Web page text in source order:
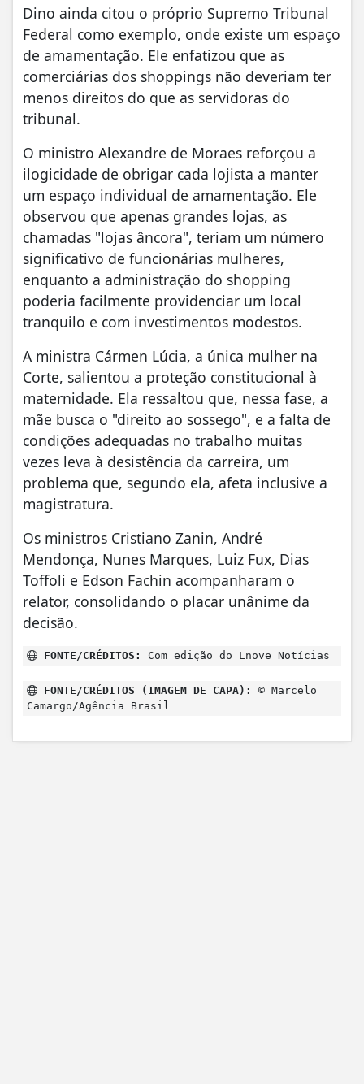
Dino ainda citou o próprio Supremo Tribunal
Federal como exemplo, onde existe um espaço
de amamentação. Ele enfatizou que as
comerciárias dos shoppings não deveriam ter
menos direitos do que as servidoras do
tribunal.
O ministro Alexandre de Moraes reforçou a
ilogicidade de obrigar cada lojista a manter
um espaço individual de amamentação. Ele
observou que apenas grandes lojas, as
chamadas "lojas âncora", teriam um número
significativo de funcionárias mulheres,
enquanto a administração do shopping
poderia facilmente providenciar um local
tranquilo e com investimentos modestos.
A ministra Cármen Lúcia, a única mulher na
Corte, salientou a proteção constitucional à
maternidade. Ela ressaltou que, nessa fase, a
mãe busca o "direito ao sossego", e a falta de
condições adequadas no trabalho muitas
vezes leva à desistência da carreira, um
problema que, segundo ela, afeta inclusive a
magistratura.
Os ministros Cristiano Zanin, André
Mendonça, Nunes Marques, Luiz Fux, Dias
Toffoli e Edson Fachin acompanharam o
relator, consolidando o placar unânime da
decisão.
FONTE/CRÉDITOS: Com edição do Lnove Notícias
FONTE/CRÉDITOS (IMAGEM DE CAPA):
© Marcelo
Camargo/Agência Brasil